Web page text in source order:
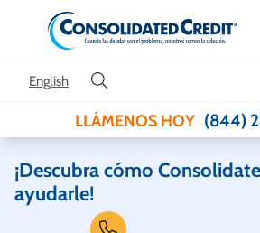
Skip to content
English
LLÁMENOS HOY (844)
¡Descubra cómo
ayudarle!